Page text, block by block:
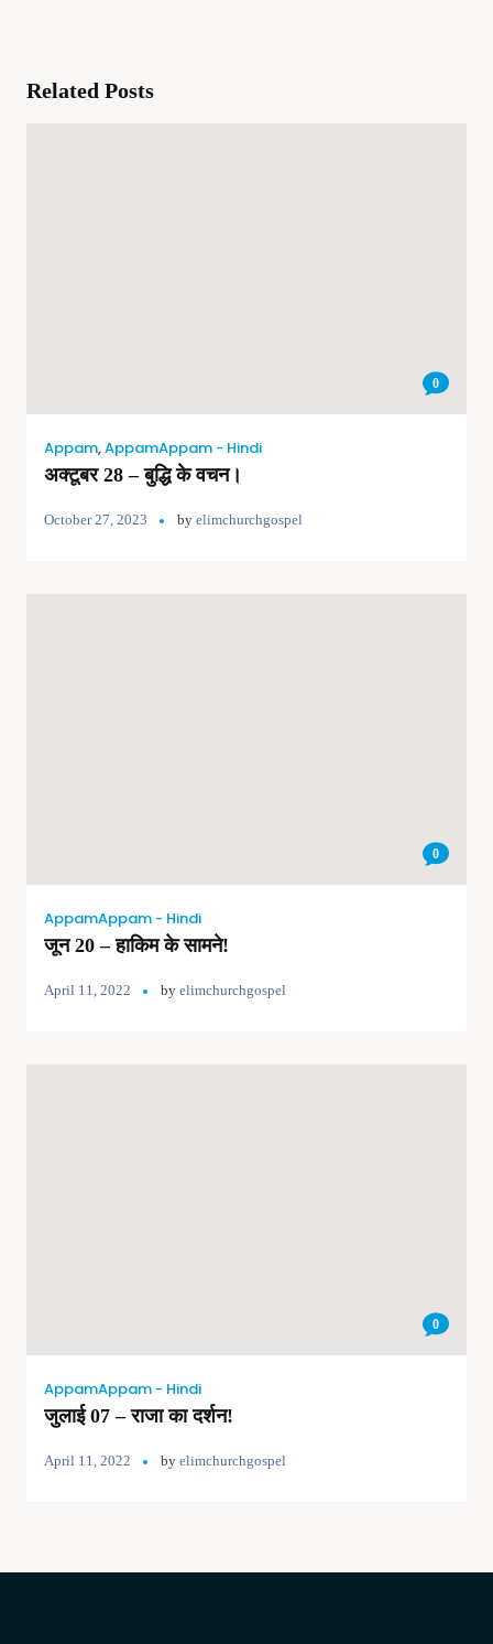
Related Posts
0
Appam,AppamAppam - Hindi
अक्टूबर 28 – बुद्धि के वचन।
October 27, 2023 by elimchurchgospel
0
AppamAppam - Hindi
जून 20 – हाकिम के सामने!
April 11, 2022 by elimchurchgospel
0
AppamAppam - Hindi
जुलाई 07 – राजा का दर्शन!
April 11, 2022 by elimchurchgospel